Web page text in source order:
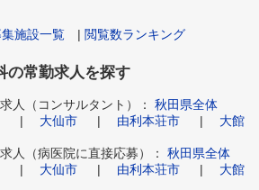
施設一覧 | 閲覧数ランキング
の常勤求人を探す
人（コンサルタント）： 秋田県全体
| 大仙市 | 由利本荘市 | 大館
人（病医院に直接応募）： 秋田県全体
| 大仙市 | 由利本荘市 | 大館